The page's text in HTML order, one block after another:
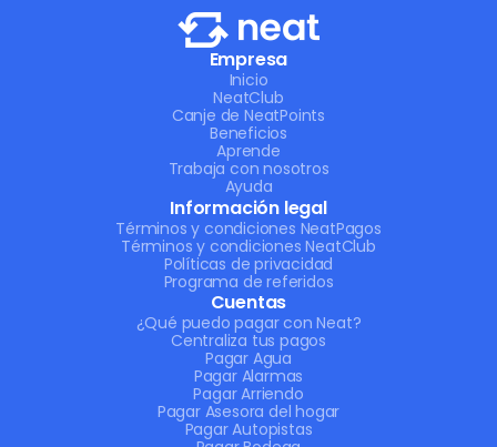
Empresa
Inicio
NeatClub
Canje de NeatPoints
Beneficios
Aprende
Trabaja con nosotros
Ayuda
Información legal
Términos y condiciones NeatPagos
Términos y condiciones NeatClub
Políticas de privacidad
Programa de referidos
Cuentas
¿Qué puedo pagar con Neat?
Centraliza tus pagos
Pagar Agua
Pagar Alarmas
Pagar Arriendo
Pagar Asesora del hogar
Pagar Autopistas